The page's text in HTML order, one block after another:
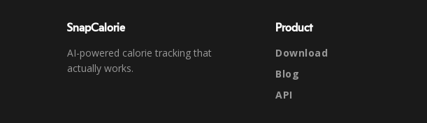
SnapCalorie
AI-powered calorie tracking that
actually works.
Product
Download
Blog
API